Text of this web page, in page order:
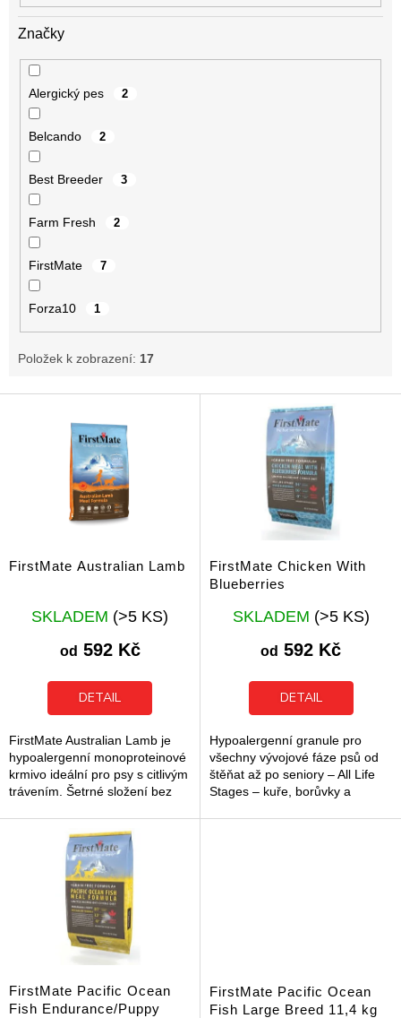
Značky
Alergický pes 2
Belcando 2
Best Breeder 3
Farm Fresh 2
FirstMate 7
Forza10 1
Položek k zobrazení: 17
V
d
FirstMate Australian Lamb
Průměrné
hodnocení
produktu
je
z
SKLADEM (>5 KS)
od 592 Kč
DETAIL
FirstMate Australian Lamb je
hypoalergenní monoproteinové
krmivo ideální pro psy s citlivým
trávením. Šetrné složení bez
FirstMate Chicken With
Blueberries
Průměrné
hodnocení
produktu
je
z
SKLADEM (>5 KS)
od 592 Kč
DETAIL
Hypoalergenní granule pro
všechny vývojové fáze psů od
štěňat až po seniory – All Life
Stages – kuře, borůvky a
FirstMate Pacific Ocean
Fish Endurance/Puppy
FirstMate Pacific Ocean
Fish Large Breed 11,4 kg